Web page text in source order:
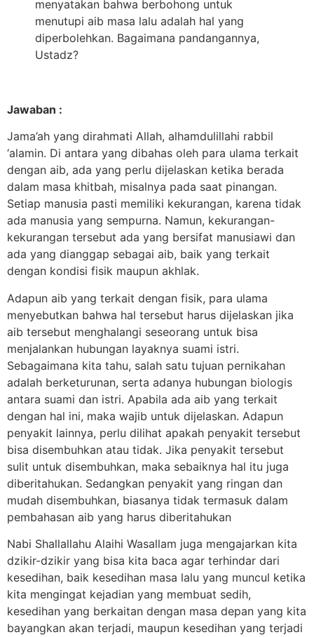
menyatakan bahwa berbohong untuk
menutupi aib masa lalu adalah hal yang
diperbolehkan. Bagaimana pandangannya,
Ustadz?
Jawaban :
Jama’ah yang dirahmati Allah, alhamdulillahi rabbil
‘alamin. Di antara yang dibahas oleh para ulama terkait
dengan aib, ada yang perlu dijelaskan ketika berada
dalam masa khitbah, misalnya pada saat pinangan.
Setiap manusia pasti memiliki kekurangan, karena tidak
ada manusia yang sempurna. Namun, kekurangan-
kekurangan tersebut ada yang bersifat manusiawi dan
ada yang dianggap sebagai aib, baik yang terkait
dengan kondisi fisik maupun akhlak.
Adapun aib yang terkait dengan fisik, para ulama
menyebutkan bahwa hal tersebut harus dijelaskan jika
aib tersebut menghalangi seseorang untuk bisa
menjalankan hubungan layaknya suami istri.
Sebagaimana kita tahu, salah satu tujuan pernikahan
adalah berketurunan, serta adanya hubungan biologis
antara suami dan istri. Apabila ada aib yang terkait
dengan hal ini, maka wajib untuk dijelaskan. Adapun
penyakit lainnya, perlu dilihat apakah penyakit tersebut
bisa disembuhkan atau tidak. Jika penyakit tersebut
sulit untuk disembuhkan, maka sebaiknya hal itu juga
diberitahukan. Sedangkan penyakit yang ringan dan
mudah disembuhkan, biasanya tidak termasuk dalam
pembahasan aib yang harus diberitahukan
Nabi Shallallahu Alaihi Wasallam juga mengajarkan kita
dzikir-dzikir yang bisa kita baca agar terhindar dari
kesedihan, baik kesedihan masa lalu yang muncul ketika
kita mengingat kejadian yang membuat sedih,
kesedihan yang berkaitan dengan masa depan yang kita
bayangkan akan terjadi, maupun kesedihan yang terjadi